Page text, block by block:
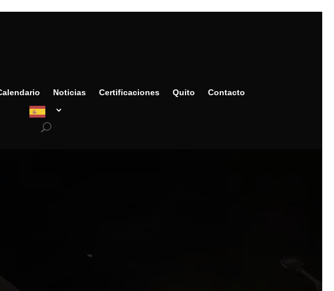
Noticias Certificaciones Quito Contacto